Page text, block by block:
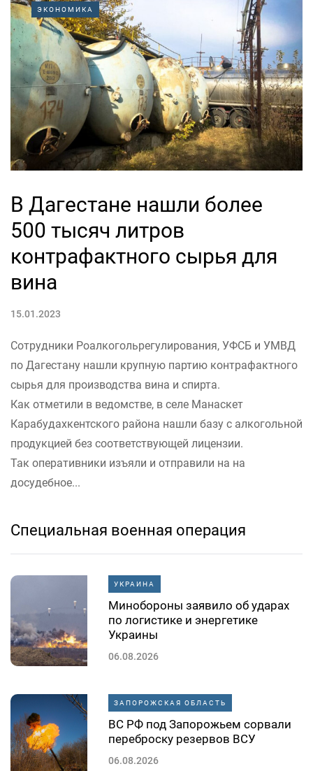
ЭКОНОМИКА
В Дагестане нашли более
500 тысяч литров
контрафактного сырья для
вина
15.01.2023
Сотрудники Роалкогольрегулирования, УФСБ и УМВД
по Дагестану нашли крупную партию контрафактного
сырья для производства вина и спирта.
Как отметили в ведомстве, в селе Манаскет
Карабудахкентского района нашли базу с алкогольной
продукцией без соответствующей лицензии.
Так оперативники изъяли и отправили на на
досудебное...
Специальная военная операция
УКРАИНА
Минобороны заявило об ударах
по логистике и энергетике
Украины
06.08.2026
ЗАПОРОЖСКАЯ ОБЛАСТЬ
ВС РФ под Запорожьем сорвали
переброску резервов ВСУ
06.08.2026